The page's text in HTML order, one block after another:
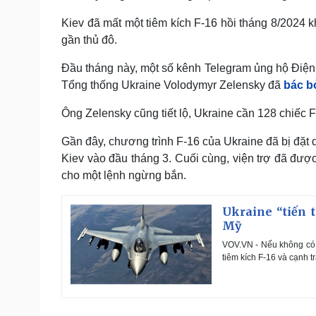
Kiev đã mất một tiêm kích F-16 hồi tháng 8/
gần thủ đô.
Đầu tháng này, một số kênh Telegram ủng hộ
Tổng thống Ukraine Volodymyr Zelensky đã bác
Ông Zelensky cũng tiết lộ, Ukraine cần 128 chiếc
Gần đây, chương trình F-16 của Ukraine đã bị
Kiev vào đầu tháng 3. Cuối cùng, viện trợ đã
cho một lệnh ngừng bắn.
Ukraine “tiến
Mỹ
VOV.VN - Nếu không
tiêm kích F-16 và cạnh